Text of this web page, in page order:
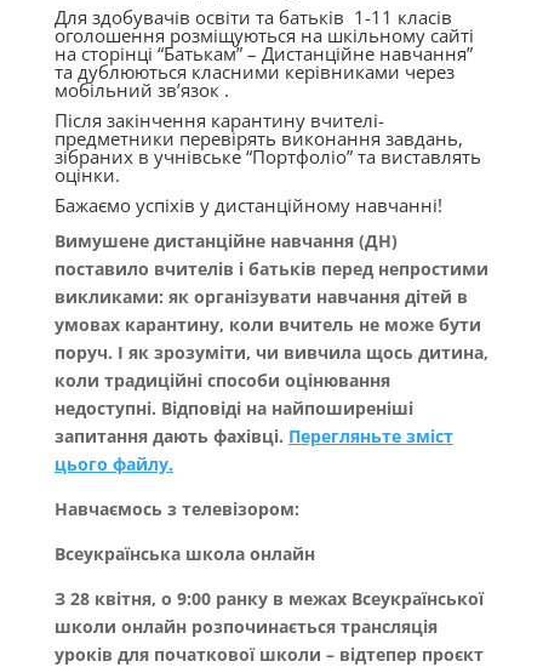
Для здобувачів освіти та батьків 1-11 класів
оголошення розміщуються на шкільному сайті
на сторінці “Батькам” – Дистанційне навчання”
та дублюються класними керівниками через
мобільний зв’язок .
Після закінчення карантину вчителі-
предметники перевірять виконання завдань,
зібраних в учнівське “Портфоліо” та виставлять
оцінки.
Бажаємо успіхів у дистанційному навчанні!
Вимушене дистанційне навчання (ДН)
поставило вчителів і батьків перед непростими
викликами: як організувати навчання дітей в
умовах карантину, коли вчитель не може бути
поруч. І як зрозуміти, чи вивчила щось дитина,
коли традиційні способи оцінювання
недоступні. Відповіді на найпоширеніші
запитання дають фахівці. Перегляньте зміст
цього файлу.
Навчаємось з телевізором:
Всеукраїнська школа онлайн
З 28 квітня, о 9:00 ранку в межах Всеукраїнської
школи онлайн розпочинається трансляція
уроків для початкової школи – відтепер проєкт